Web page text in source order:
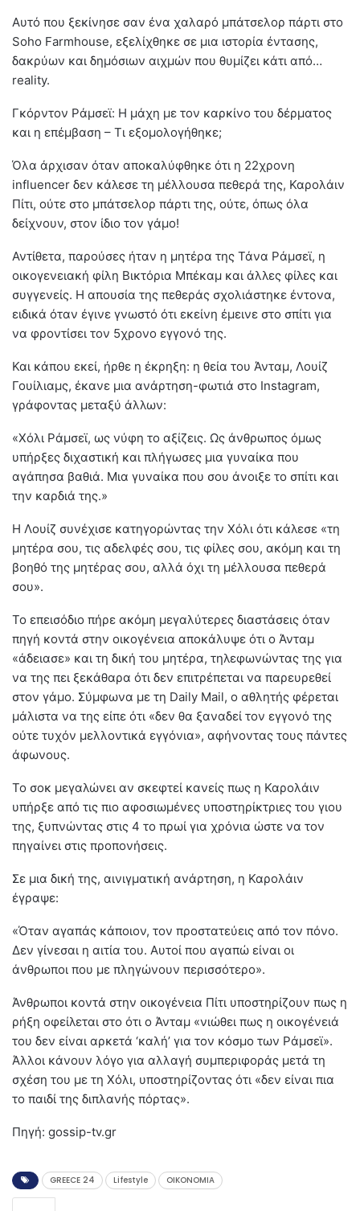
Αυτό που ξεκίνησε σαν ένα χαλαρό μπάτσελορ πάρτι στο
Soho Farmhouse, εξελίχθηκε σε μια ιστορία έντασης,
δακρύων και δημόσιων αιχμών που θυμίζει κάτι από…
reality.
Γκόρντον Ράμσεϊ: Η μάχη με τον καρκίνο του δέρματος
και η επέμβαση – Τι εξομολογήθηκε;
Όλα άρχισαν όταν αποκαλύφθηκε ότι η 22χρονη
influencer δεν κάλεσε τη μέλλουσα πεθερά της, Καρολάιν
Πίτι, ούτε στο μπάτσελορ πάρτι της, ούτε, όπως όλα
δείχνουν, στον ίδιο τον γάμο!
Αντίθετα, παρούσες ήταν η μητέρα της Τάνα Ράμσεϊ, η
οικογενειακή φίλη Βικτόρια Μπέκαμ και άλλες φίλες και
συγγενείς. Η απουσία της πεθεράς σχολιάστηκε έντονα,
ειδικά όταν έγινε γνωστό ότι εκείνη έμεινε στο σπίτι για
να φροντίσει τον 5χρονο εγγονό της.
Και κάπου εκεί, ήρθε η έκρηξη: η θεία του Άνταμ, Λουίζ
Γουίλιαμς, έκανε μια ανάρτηση-φωτιά στο Instagram,
γράφοντας μεταξύ άλλων:
«Χόλι Ράμσεϊ, ως νύφη το αξίζεις. Ως άνθρωπος όμως
υπήρξες διχαστική και πλήγωσες μια γυναίκα που
αγάπησα βαθιά. Μια γυναίκα που σου άνοιξε το σπίτι και
την καρδιά της.»
Η Λουίζ συνέχισε κατηγορώντας την Χόλι ότι κάλεσε «τη
μητέρα σου, τις αδελφές σου, τις φίλες σου, ακόμη και τη
βοηθό της μητέρας σου, αλλά όχι τη μέλλουσα πεθερά
σου».
Το επεισόδιο πήρε ακόμη μεγαλύτερες διαστάσεις όταν
πηγή κοντά στην οικογένεια αποκάλυψε ότι ο Άνταμ
«άδειασε» και τη δική του μητέρα, τηλεφωνώντας της για
να της πει ξεκάθαρα ότι δεν επιτρέπεται να παρευρεθεί
στον γάμο. Σύμφωνα με τη Daily Mail, ο αθλητής φέρεται
μάλιστα να της είπε ότι «δεν θα ξαναδεί τον εγγονό της
ούτε τυχόν μελλοντικά εγγόνια», αφήνοντας τους πάντες
άφωνους.
Το σοκ μεγαλώνει αν σκεφτεί κανείς πως η Καρολάιν
υπήρξε από τις πιο αφοσιωμένες υποστηρίκτριες του γιου
της, ξυπνώντας στις 4 το πρωί για χρόνια ώστε να τον
πηγαίνει στις προπονήσεις.
Σε μια δική της, αινιγματική ανάρτηση, η Καρολάιν
έγραψε:
«Όταν αγαπάς κάποιον, τον προστατεύεις από τον πόνο.
Δεν γίνεσαι η αιτία του. Αυτοί που αγαπώ είναι οι
άνθρωποι που με πληγώνουν περισσότερο».
Άνθρωποι κοντά στην οικογένεια Πίτι υποστηρίζουν πως η
ρήξη οφείλεται στο ότι ο Άνταμ «νιώθει πως η οικογένειά
του δεν είναι αρκετά ‘καλή’ για τον κόσμο των Ράμσεϊ».
Άλλοι κάνουν λόγο για αλλαγή συμπεριφοράς μετά τη
σχέση του με τη Χόλι, υποστηρίζοντας ότι «δεν είναι πια
το παιδί της διπλανής πόρτας».
Πηγή: gossip-tv.gr
GREECE 24 Lifestyle OIKONOMIA